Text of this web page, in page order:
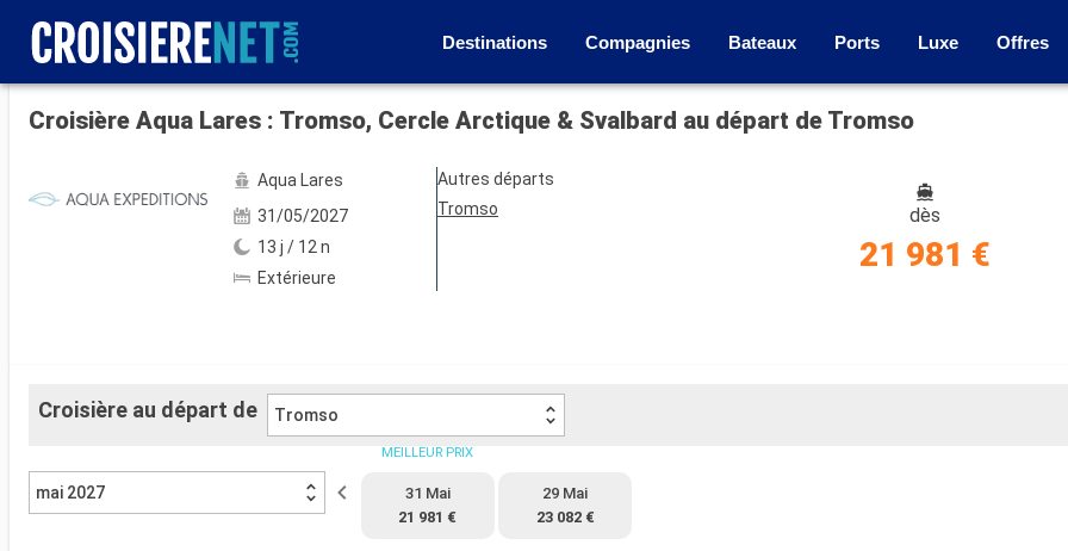
Destinations Compagnies Bateaux Ports Luxe Offres
Voir les 26 autres photos
Croisière Aqua Lares : Tromso, Cercle Arctique & Svalbard au départ de Tromso
Aqua Lares
31/05/2027
13 j / 12 n
Extérieure
Autres départs
Tromso
dès
21 981 €
Croisière au départ de Tromso
mai 2027
MEILLEUR PRIX
31 Mai
21 981 €
29 Mai
23 082 €